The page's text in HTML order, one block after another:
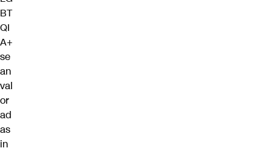
BT
QI
A+
se
an
val
or
ad
as
in